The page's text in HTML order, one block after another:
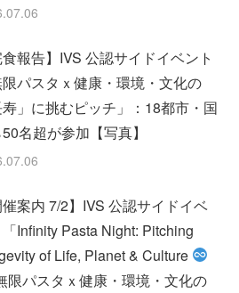
食報告】IVS 公認サイドイベント
限パスタｘ健康・環境・文化の
寿」に挑むピッチ」：18都市・国
名超が参加【写真】
催案内 7/2】IVS 公認サイドイベ
「Infinity Pasta Night: Pitching
of Life, Planet & Culture
限パスタｘ健康・環境・文化の